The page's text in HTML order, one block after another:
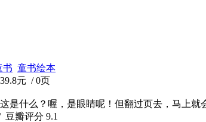
书 童书绘本
元 / 0页
是什么？喔，是眼睛呢！但翻过页去，马上
豆瓣评分 9.1